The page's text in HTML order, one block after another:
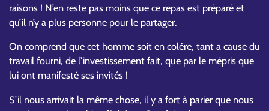
raisons ! N’en reste pas moins que ce repas est préparé et
qu’il n’y a plus personne pour le partager.
On comprend que cet homme soit en colère, tant a cause du
travail fourni, de l’investissement fait, que par le mépris que
lui ont manifesté ses invités !
S’il nous arrivait la même chose, il y a fort à parier que nous